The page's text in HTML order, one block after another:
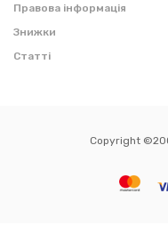
Правова інформація
Знижки
Статті
Copyright